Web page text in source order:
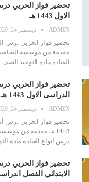
تحضير فواز الحربي
الاول 1443 هـ
ADMIN ديسمبر 24, 2020
مقدمة من موسسة
العبادة مادة التوحيد
تحضير فواز الحربي درس
الدراسى الاول 1443 هـ
ADMIN ديسمبر 24, 2020
تحضير فواز الحربي درس
1443 هـ مقدمة من
درس أنواع العبادة مادة
تحضير فواز الحربي
الابتدائي الفصل